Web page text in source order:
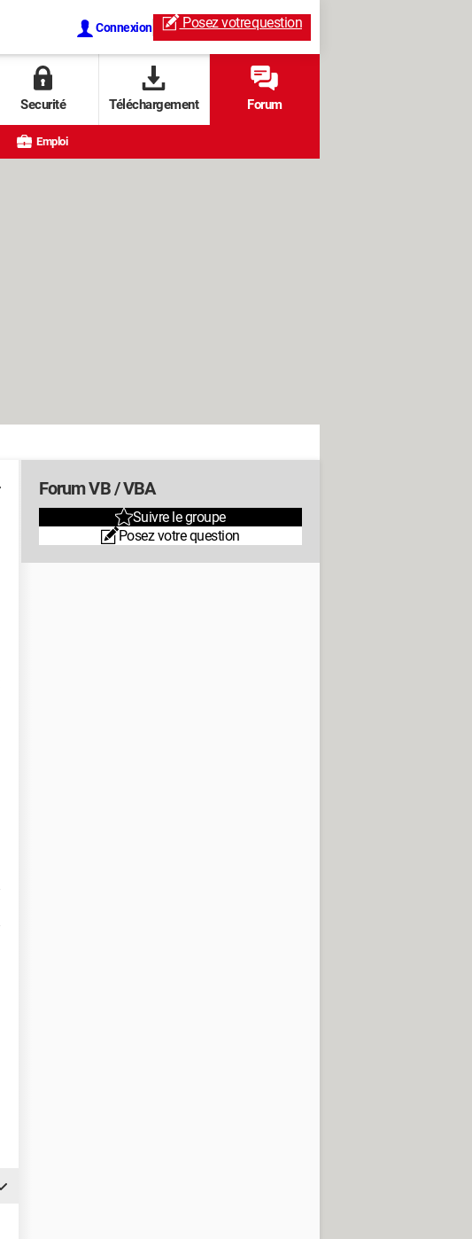
Connexion Posez votrequestion
Securité Téléchargement Forum
Emploi
Forum VB / VBA
Suivre le groupe
Posez votre question